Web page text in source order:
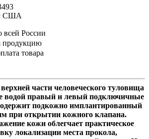
США
всей России
продукцию
товара
части человеческого туловища
водой правый и левый подключичные
подкожно имплантированный
при открытии кожного клапана.
кожи облегчает практическое
локализации места прокола,